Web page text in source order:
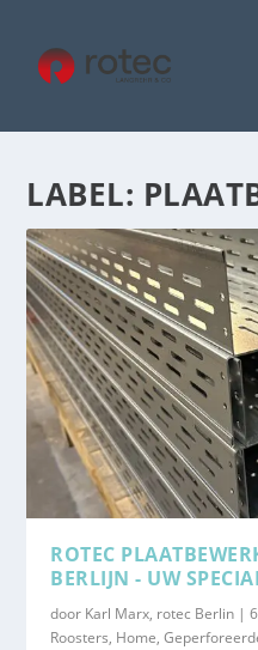
LABEL:
ROTEC
BERLIJN - UW
door Karl Marx, rotec Berlin |
Roosters, Home,